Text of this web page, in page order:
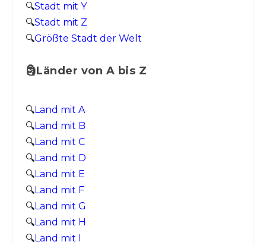
🔍Stadt mit Y
🔍Stadt mit Z
🔍Größte Stadt der Welt
🗿Länder von A bis Z
🔍Land mit A
🔍Land mit B
🔍Land mit C
🔍Land mit D
🔍Land mit E
🔍Land mit F
🔍Land mit G
🔍Land mit H
🔍Land mit I